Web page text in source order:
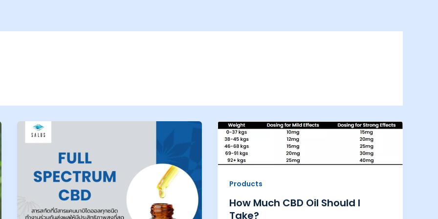
Products
How Much CBD Oil Should I
Take?